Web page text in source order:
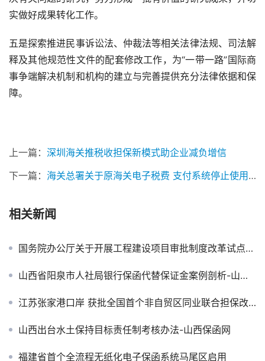
实做好成果转化工作。
五是探索推进民事诉讼法、仲裁法等相关法律法规、司法解
释及其他规范性文件的配套修改工作，为“一带一路”国际商
事争端解决机制和机构的建立与完善提供充分法律依据和保
障。
上一篇： 深圳海关推税收担保新模式助企业减负增信
下一篇： 海关总署关于原海关电子税费 支付系统停止使用的公告
相关新闻
国务院办公厅关于开展工程建设项目审批制度改革试点的通知
山西省阳泉市人社局银行保函代替保证金案例剖析-山西保函网
江苏张家港口岸 获批全国首个非自贸区同业联合担保改革试点
山西出台水土保持目标责任制考核办法-山西保函网
福建省首个全流程无纸化电子保函系统马尾区启用